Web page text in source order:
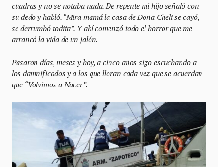
cuadras y no se notaba nada. De repente mi hijo señaló con
su dedo y habló. “Mira mamá la casa de Doña Cheli se cayó,
se derrumbó todita”. Y ahí comenzó todo el horror que me
arrancó la vida de un jalón.
Pasaron días, meses y hoy, a cinco años sigo escuchando a
los damnificados y a los que lloran cada vez que se acuerdan
que “Volvimos a Nacer”.